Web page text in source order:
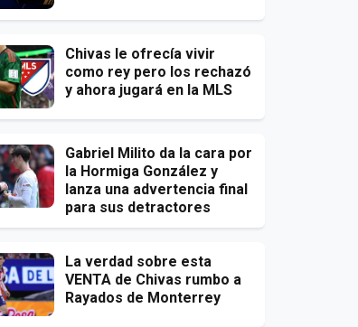
Chivas le ofrecía vivir
como rey pero los rechazó
y ahora jugará en la MLS
Gabriel Milito da la cara por
la Hormiga González y
lanza una advertencia final
para sus detractores
La verdad sobre esta
VENTA de Chivas rumbo a
Rayados de Monterrey